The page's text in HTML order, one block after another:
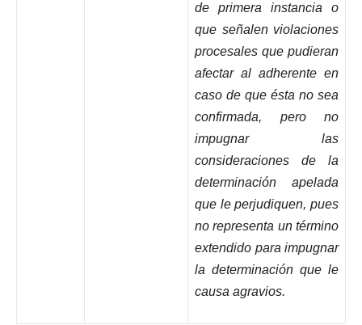
de primera instancia o
que señalen violaciones
procesales que pudieran
afectar al adherente en
caso de que ésta no sea
confirmada, pero no
impugnar las
consideraciones de la
determinación apelada
que le perjudiquen, pues
no representa un término
extendido para impugnar
la determinación que le
causa agravios.